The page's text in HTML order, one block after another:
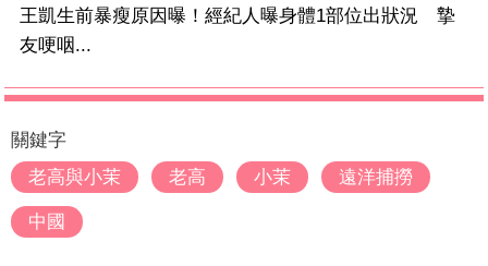
王凱生前暴瘦原因曝！經紀人曝身體1部位出狀況 摯
友哽咽...
關鍵字
老高與小茉
老高 小茉 遠洋捕撈
中國